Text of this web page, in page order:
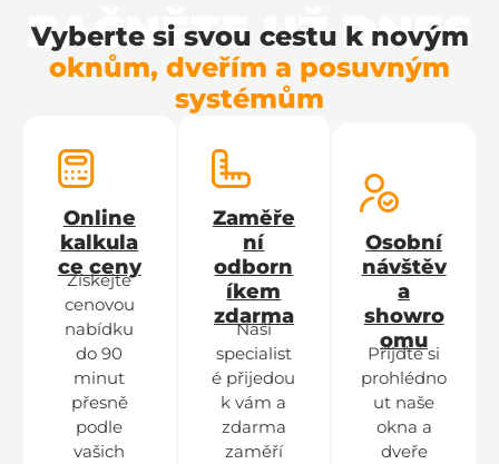
ZAČNĚTE UŽ DNES
Vyberte si svou cestu k novým
oknům, dveřím a posuvným
systémům
Online
kalkula
ce ceny
Získejte
cenovou
nabídku
do 90
minut
přesně
podle
vašich
Zaměře
ní
odborn
íkem
zdarma
Naši
specialist
é přijedou
k vám a
zdarma
zaměří
Osobní
návštěv
a
showro
omu
Přijďte si
prohlédno
ut naše
okna a
dveře